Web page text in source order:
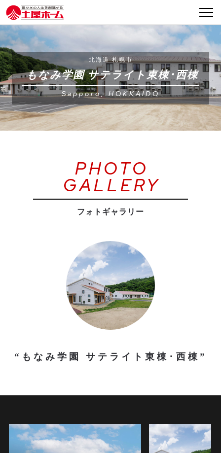
コンセプト
建築事例
オーナーズボイス
完成までの流れ
北海道 札幌市
もなみ学園 サテライト東棟･西棟
Sapporo, HOKKAIDO
PHOTO
GALLERY
フォトギャラリー
“もなみ学園 サテライト東棟･西棟”